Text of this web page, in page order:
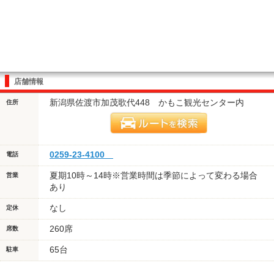
店舗情報
住所 新潟県佐渡市加茂歌代448 かもこ観光センター内
電話 0259-23-4100
営業
夏期10時～14時※営業時間は季節によって変わる場合
あり
定休 なし
席数 260席
駐車 65台